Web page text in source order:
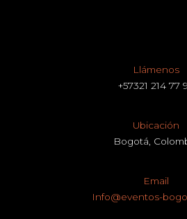
Llámenos
+57321 214 77
Ubicación
Bogotá,
Email
Info@eventos-